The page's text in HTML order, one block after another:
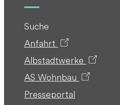
Suche
Anfahrt
Albstadtwerke
AS Wohnbau
Presseportal